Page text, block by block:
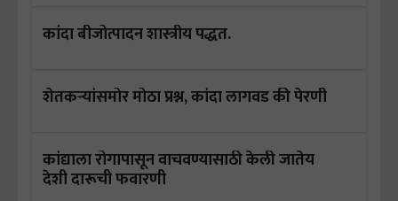
कांदा बीजोत्पादन शास्त्रीय पद्धत.
शेतकऱ्यांसमोर मोठा प्रश्न, कांदा लागवड की पेरणी
कांद्याला रोगापासून वाचवण्यासाठी केली जातेय
देशी दारूची फवारणी